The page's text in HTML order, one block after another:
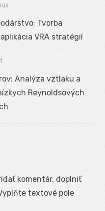
Tvorba
VRA stratégií
Analýza vztlaku a
Reynoldsových
komentár, doplniť
textové pole